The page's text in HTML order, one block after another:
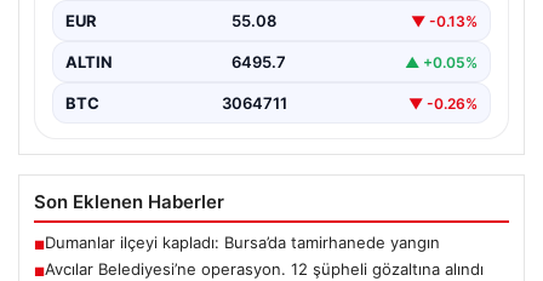
EUR 55.08 ▼ -0.13%
ALTIN 6495.7 ▲ +0.05%
BTC 3064711 ▼ -0.26%
Son Eklenen Haberler
■Dumanlar ilçeyi kapladı: Bursa’da tamirhanede yangın
■Avcılar Belediyesi’ne operasyon. 12 şüpheli gözaltına alındı